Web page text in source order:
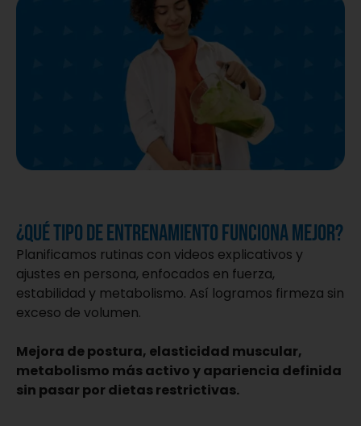
¿Qué tipo de entrenamiento funciona mejor?
Planificamos rutinas con videos explicativos y
ajustes en persona, enfocados en fuerza,
estabilidad y metabolismo. Así logramos firmeza sin
exceso de volumen.
Mejora de postura, elasticidad muscular,
metabolismo más activo y apariencia definida
sin pasar por dietas restrictivas.